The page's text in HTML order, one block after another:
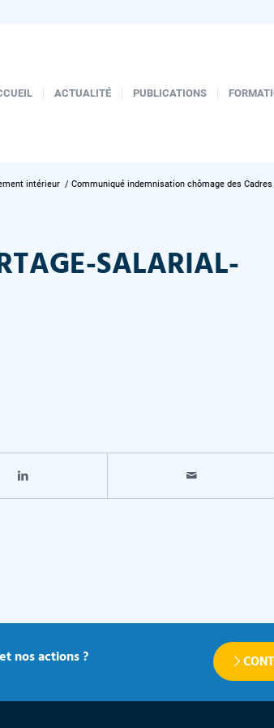
ACTUALITÉ PUBLICATIONS
intérieur / Communiqué indemnisation chômage des
SALARIAL-
nos actions ?